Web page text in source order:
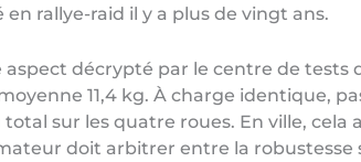
en rallye-raid il y a plus de vingt ans.
aspect décrypté par le centre de tests
11,4 kg. À charge identique,
total sur les quatre roues. En ville,
doit arbitrer entre la